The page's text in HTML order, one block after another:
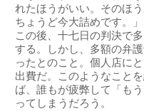
れたほうがいい。そのほう
ちょうど今大詰めです。」
この後、十七日の判決で
する。しかし、多額の弁
ったとのこと。個人店に
出費だ。このようなこと
ば、誰もが疲弊して「も
ってしまうだろう。